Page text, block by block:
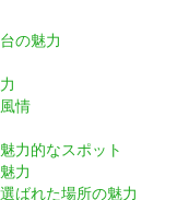
の魅力
情
力的なスポット
力
ばれた場所の魅力